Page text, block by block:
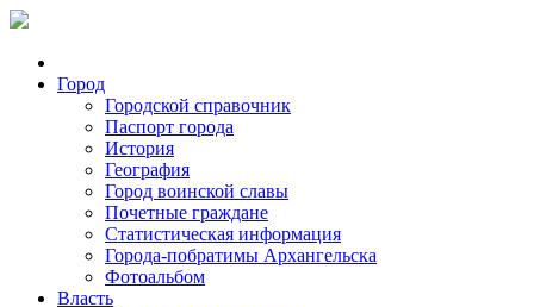
Город
Городской справочник
Паспорт города
История
География
Город воинской славы
Почетные граждане
Статистическая информация
Города-побратимы Архангельска
Фотоальбом
Власть